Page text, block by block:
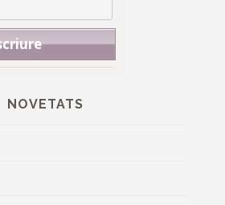
NOVETATS